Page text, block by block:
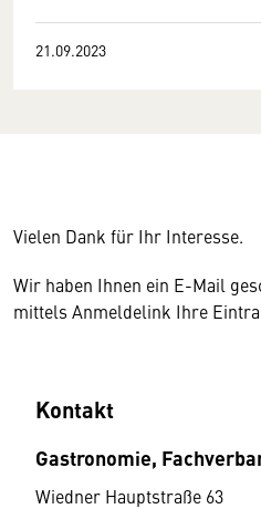
21.09.2023
Vielen Dank für Ihr Interesse.
Wir haben Ihnen ein E-Mail
mittels Anmeldelink Ihre
Kontakt
Gastronomie,
Wiedner Hauptstraße 63